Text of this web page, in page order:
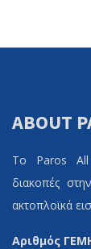
ABOUT
Το Paros All
διακοπές
ακτοπλοϊκά
Αριθμός